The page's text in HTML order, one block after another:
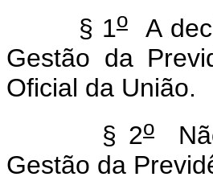
§ 1oA
Gestão da
Oficial da União.
§ 2o
Gestão da